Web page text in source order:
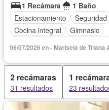
1 Recámara
1 Baño
Estacionamiento
Seguridad
Cocina integral
Gimnasio
Circuito cerrado de televisión
Cuarto de Limpieza
Gas natural
Asador
Caseta de vigilancia
06/07/2026 en - Marisela de
2 recámaras
31 resultados
1
23